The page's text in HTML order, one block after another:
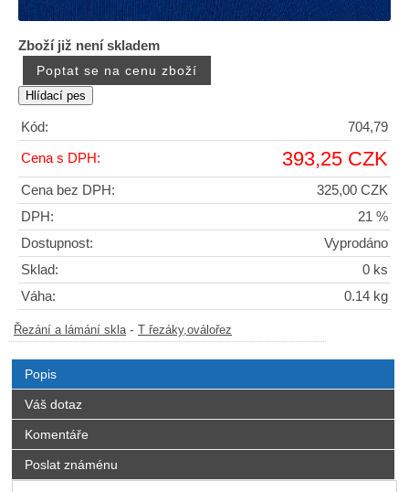
Zboží již není skladem
Kód: 704,79
Cena s DPH: 393,25 CZK
Cena bez DPH:
325,00 CZK
DPH:
21 %
Dostupnost:
Vyprodáno
Sklad:
0 ks
Váha:
0.14 kg
Řezání a lámání skla- T řezáky,oválořez
Popis
Váš dotaz
Komentáře
Poslat známénu